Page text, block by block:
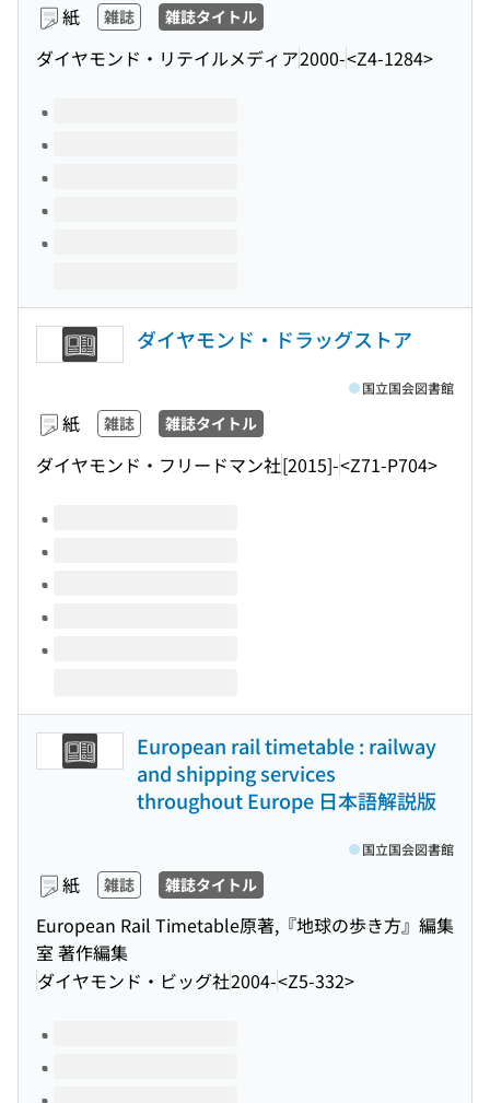
紙 雑誌 雑誌タイトル
ダイヤモンド・リテイルメディア2000-<Z4-1284>
このタイトルの巻号
ダイヤモンド・ドラッグストア
紙 雑誌 雑誌タイトル
ダイヤモンド・フリードマン社[2015]-<Z71-P704>
国立国会図書館
このタイトルの巻号
European rail timetable : railway
and shipping services
throughout Europe 日本語解説版
紙 雑誌 雑誌タイトル
European Rail Timetable原著,『地球の歩き方』編集
室 著作編集
ダイヤモンド・ビッグ社2004-<Z5-332>
国立国会図書館
このタイトルの巻号